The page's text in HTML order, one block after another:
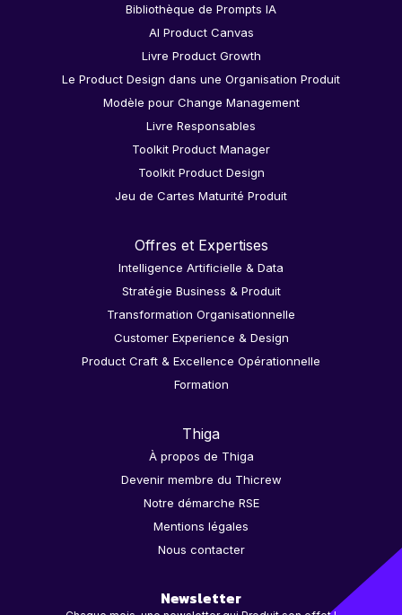
Bibliothèque de Prompts IA
AI Product Canvas
Livre Product Growth
Le Product Design dans une Organisation Produit
Modèle pour Change Management
Livre Responsables
Toolkit Product Manager
Toolkit Product Design
Jeu de Cartes Maturité Produit
Offres et Expertises
Intelligence Artificielle & Data
Stratégie Business & Produit
Transformation Organisationnelle
Customer Experience & Design
Product Craft & Excellence Opérationnelle
Formation
Thiga
À propos de Thiga
Devenir membre du Thicrew
Notre démarche RSE
Mentions légales
Nous contacter
Newsletter